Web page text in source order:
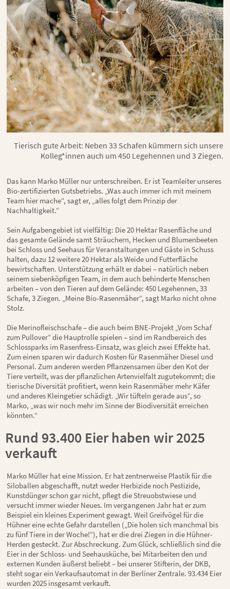
Tierisch gute Arbeit: Neben 33 Schafen kümmern sich unsere
Kolleg*innen auch um 450 Legehennen und 3 Ziegen.
Das kann Marko Müller nur unterschreiben. Er ist Teamleiter unseres
Bio-zertifizierten Gutsbetriebs. „Was auch immer ich mit meinem
Team hier mache“, sagt er, „alles folgt dem Prinzip der
Nachhaltigkeit.“
Sein Aufgabengebiet ist vielfältig: Die 20 Hektar Rasenfläche und
das gesamte Gelände samt Sträuchern, Hecken und Blumenbeeten
bei Schloss und Seehaus für Veranstaltungen und Gäste in Schuss
halten, dazu 12 weitere 20 Hektar als Weide und Futterfläche
bewirtschaften. Unterstützung erhält er dabei – natürlich neben
seinem siebenköpfigen Team, in dem auch behinderte Menschen
arbeiten – von den Tieren auf dem Gelände: 450 Legehennen, 33
Schafe, 3 Ziegen. „Meine Bio-Rasenmäher“, sagt Marko nicht ohne
Stolz.
Die Merinofleischschafe – die auch beim BNE-Projekt „Vom Schaf
zum Pullover“ die Hauptrolle spielen – sind im Randbereich des
Schlossparks im Rasenfress-Einsatz, was gleich zwei Effekte hat.
Zum einen sparen wir dadurch Kosten für Rasenmäher Diesel und
Personal. Zum anderen werden Pflanzensamen über den Kot der
Tiere verteilt, was der pflanzlichen Artenvielfalt zugutekommt; die
tierische Diversität profitiert, wenn kein Rasenmäher mehr Käfer
und anderes Kleingetier schädigt. „Wir tüfteln gerade aus“, so
Marko, „was wir noch mehr im Sinne der Biodiversität erreichen
könnten.“
Rund 93.400 Eier haben wir 2025
verkauft
Marko Müller hat eine Mission. Er hat zentnerweise Plastik für die
Siloballen abgeschafft, nutzt weder Herbizide noch Pestizide,
Kunstdünger schon gar nicht, pflegt die Streuobstwiese und
versucht immer wieder Neues. Im vergangenen Jahr hat er zum
Beispiel ein kleines Experiment gewagt. Weil Greifvögel für die
Hühner eine echte Gefahr darstellen („Die holen sich manchmal bis
zu fünf Tiere in der Woche!“), hat er die drei Ziegen in die Hühner-
Herden gesteckt. Zur Abschreckung. Zum Glück, schließlich sind die
Eier in der Schloss- und Seehausküche, bei Mitarbeiten den und
externen Kunden äußerst beliebt – bei unserer Stifterin, der DKB,
steht sogar ein Verkaufsautomat in der Berliner Zentrale. 93.434 Eier
wurden 2025 insgesamt verkauft.